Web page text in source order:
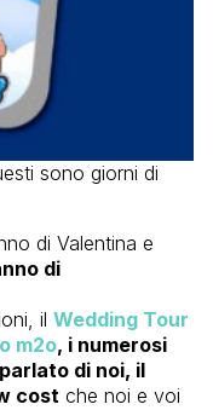
sono giorni di
di Valentina e
di
il Wedding Tour
m2o, i numerosi
di noi, il
cost che noi e voi